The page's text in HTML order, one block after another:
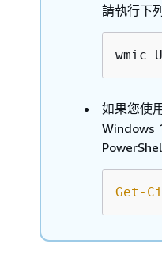
請執行下
wmic
如果您使
Windows
Get-